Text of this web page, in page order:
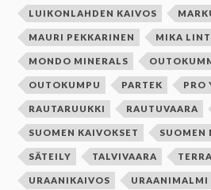
LUIKONLAHDEN KAIVOS
MAURI PEKKARINEN MIKA
MONDO MINERALS
OUTOKUMPU PARTEK PRO
RAUTARUUKKI RAUTUVAARA
SUOMEN KAIVOKSET SUOMEN
SÄTEILY TALVIVAARA
URAANIKAIVOS URAANIMALMI